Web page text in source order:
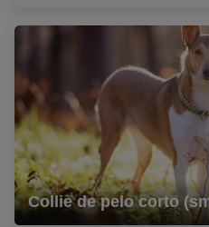
Collie de pelo corto